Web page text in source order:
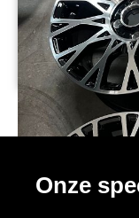
Onze